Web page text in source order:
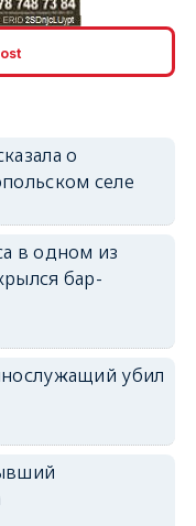
erid: 2SDnjcLUypt
о
селе
в одном из
бар-
убил